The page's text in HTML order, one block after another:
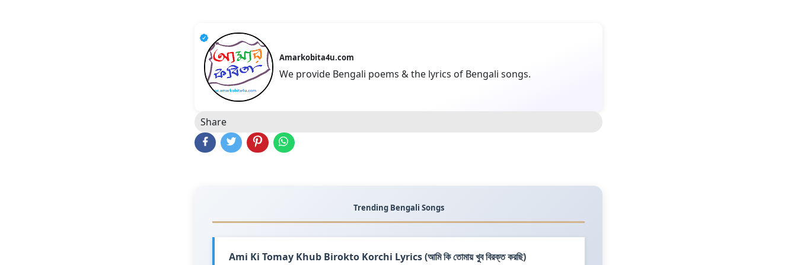
Amarkobita4u.com
We provide Bengali poems & the lyrics of Bengali songs.
Share
Trending Bengali Songs
Ami Ki Tomay Khub Birokto Korchi Lyrics (আমি কি তোমায় খুব বিরক্ত করছি)